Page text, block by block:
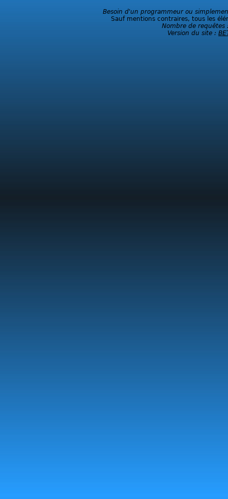
Besoin d'un programmeur ou
Sauf mentions contraires, tous les
Nombre de requêtes
Version du site :